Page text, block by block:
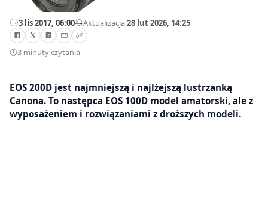
3 lis 2017, 06:00—Aktualizacja:28 lut 2026, 14:25
3 minuty czytania
EOS 200D jest najmniejszą i najlżejszą lustrzanką
Canona. To następca EOS 100D model amatorski, ale z
wyposażeniem i rozwiązaniami z droższych modeli.